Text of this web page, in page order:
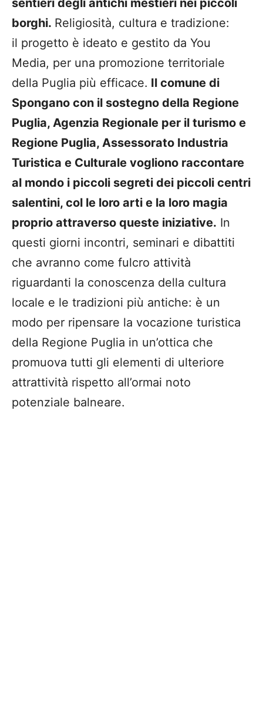
sentieri degli antichi mestieri nei piccoli
borghi. Religiosità, cultura e tradizione:
il progetto è ideato e gestito da You
Media, per una promozione territoriale
della Puglia più efficace. Il comune di
Spongano con il sostegno della Regione
Puglia, Agenzia Regionale per il turismo e
Regione Puglia, Assessorato Industria
Turistica e Culturale vogliono raccontare
al mondo i piccoli segreti dei piccoli centri
salentini, col le loro arti e la loro magia
proprio attraverso queste iniziative. In
questi giorni incontri, seminari e dibattiti
che avranno come fulcro attività
riguardanti la conoscenza della cultura
locale e le tradizioni più antiche: è un
modo per ripensare la vocazione turistica
della Regione Puglia in un’ottica che
promuova tutti gli elementi di ulteriore
attrattività rispetto all’ormai noto
potenziale balneare.